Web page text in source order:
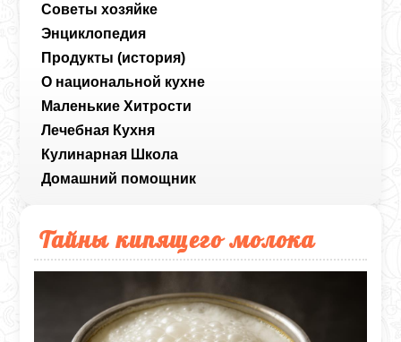
Советы хозяйке
Энциклопедия
Продукты (история)
О национальной кухне
Маленькие Хитрости
Лечебная Кухня
Кулинарная Школа
Домашний помощник
Тайны кипящего молока